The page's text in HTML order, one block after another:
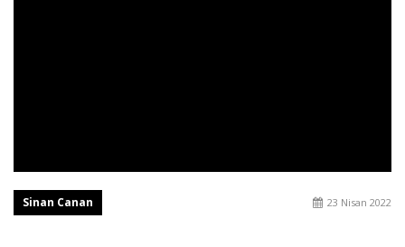
Sinan Canan 23 Nisan 2022